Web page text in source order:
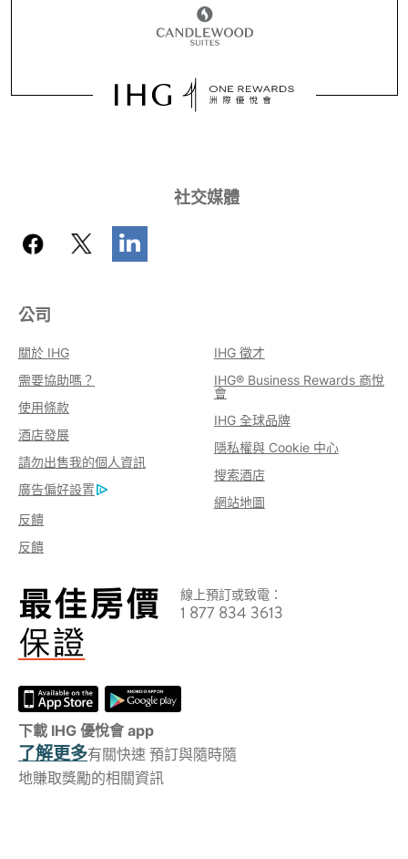
社交媒體
公司
關於 IHG
IHG 徵才
需要協助嗎？
IHG® Business Rewards 商悅
會
使用條款
IHG 全球品牌
酒店發展
隱私權與 Cookie 中心
請勿出售我的個人資訊
搜索酒店
廣告偏好設置
網站地圖
反饋
反饋
線上預訂或致電：
1 877 834 3613
下載 IHG 優悅會 app
了解更多有關快速 預訂與隨時隨
地賺取獎勵的相關資訊